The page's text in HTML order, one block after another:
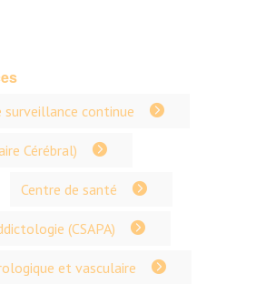
surveillance continue
Cérébral)
Centre de santé
(CSAPA)
et vasculaire